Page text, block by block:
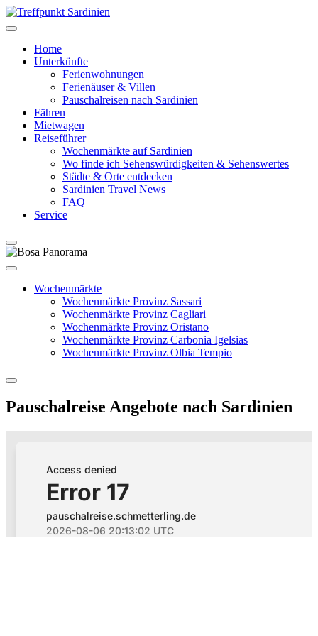
Home
Unterkünfte
Ferienwohnungen
Ferienäuser & Villen
Pauschalreisen nach Sardinien
Fähren
Mietwagen
Reiseführer
Wochenmärkte auf Sardinien
Wo finde ich Sehenswürdigkeiten & Sehenswertes
Städte & Orte entdecken
Sardinien Travel News
FAQ
Service
Wochenmärkte
Wochenmärkte Provinz Sassari
Wochenmärkte Provinz Cagliari
Wochenmärkte Provinz Oristano
Wochenmärkte Provinz Carbonia Igelsias
Wochenmärkte Provinz Olbia Tempio
Pauschalreise Angebote nach Sardinien